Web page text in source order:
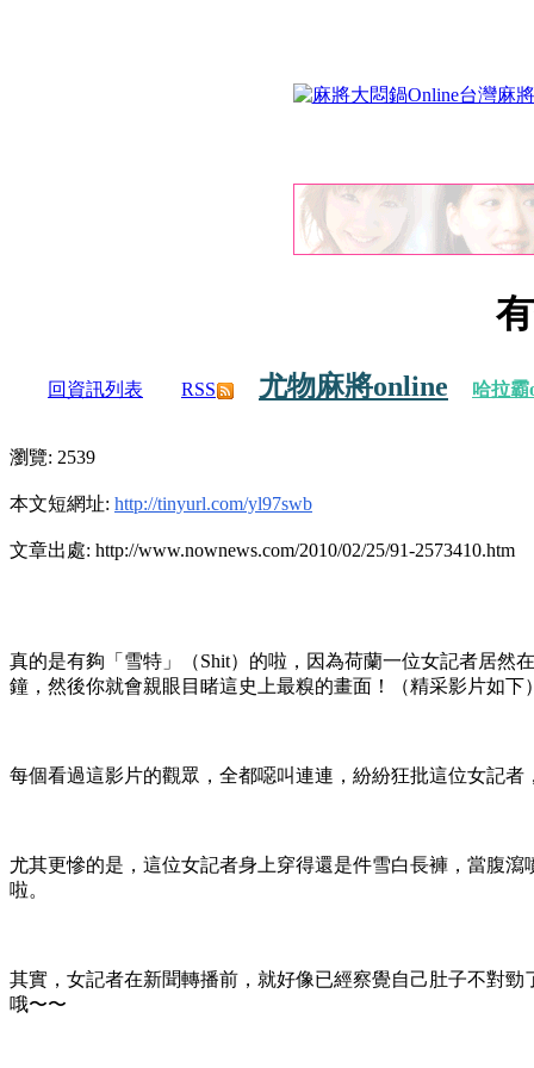
回資訊列表 RSS 尤物麻將online 哈拉霸
瀏覽: 2539
本文短網址: http://tinyurl.com/yl97swb
文章出處: http://www.nownews.com/2010/02/25/91-2573410.htm
真的是有夠「雪特」（Shit）的啦，因為荷蘭一位女記者居然
鐘，然後你就會親眼目睹這史上最糗的畫面！（精采影片如下
每個看過這影片的觀眾，全都噁叫連連，紛紛狂批這位女記
尤其更慘的是，這位女記者身上穿得還是件雪白長褲，當腹
啦。
其實，女記者在新聞轉播前，就好像已經察覺自己肚子不對
哦〜〜